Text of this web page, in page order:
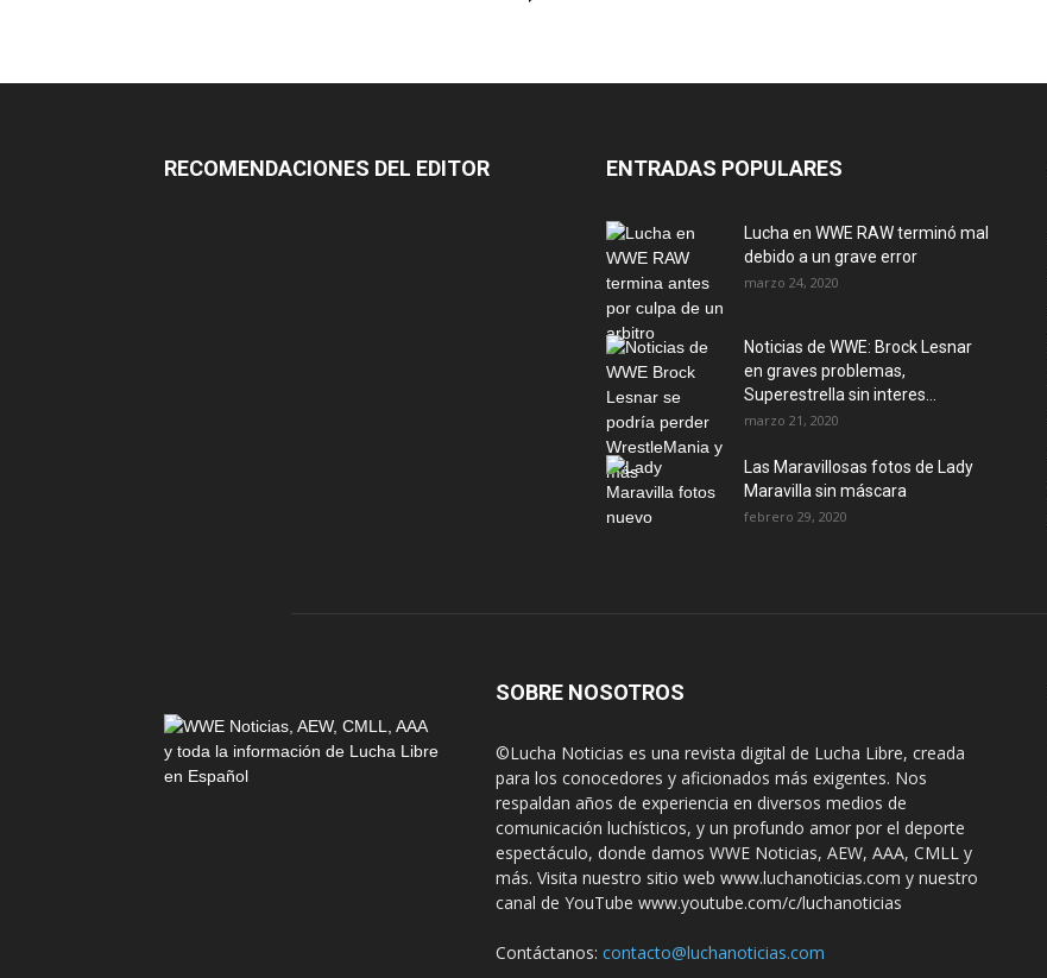
RECOMENDACIONES DEL EDITOR ENTRADAS POPULARES
Lucha en WWE RAW terminó mal
debido a un grave error
marzo 24, 2020
Noticias de WWE: Brock Lesnar
en graves problemas,
Superestrella sin interes...
marzo 21, 2020
Las Maravillosas fotos de Lady
Maravilla sin máscara
febrero 29, 2020
SOBRE NOSOTROS
©Lucha Noticias es una revista digital de Lucha Libre, creada
para los conocedores y aficionados más exigentes. Nos
respaldan años de experiencia en diversos medios de
comunicación luchísticos, y un profundo amor por el deporte
espectáculo, donde damos WWE Noticias, AEW, AAA, CMLL y
más. Visita nuestro sitio web www.luchanoticias.com y nuestro
canal de YouTube www.youtube.com/c/luchanoticias
Contáctanos: contacto@luchanoticias.com